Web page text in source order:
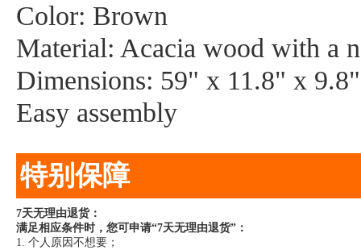
Color: Brown
Material: Acacia wood with a
Dimensions: 59" x 11.8" x
Easy assembly
特别保障
7天无理由退货：
满足相应条件时，您可申请“7天无理由退货”：
1. 个人原因不想要；